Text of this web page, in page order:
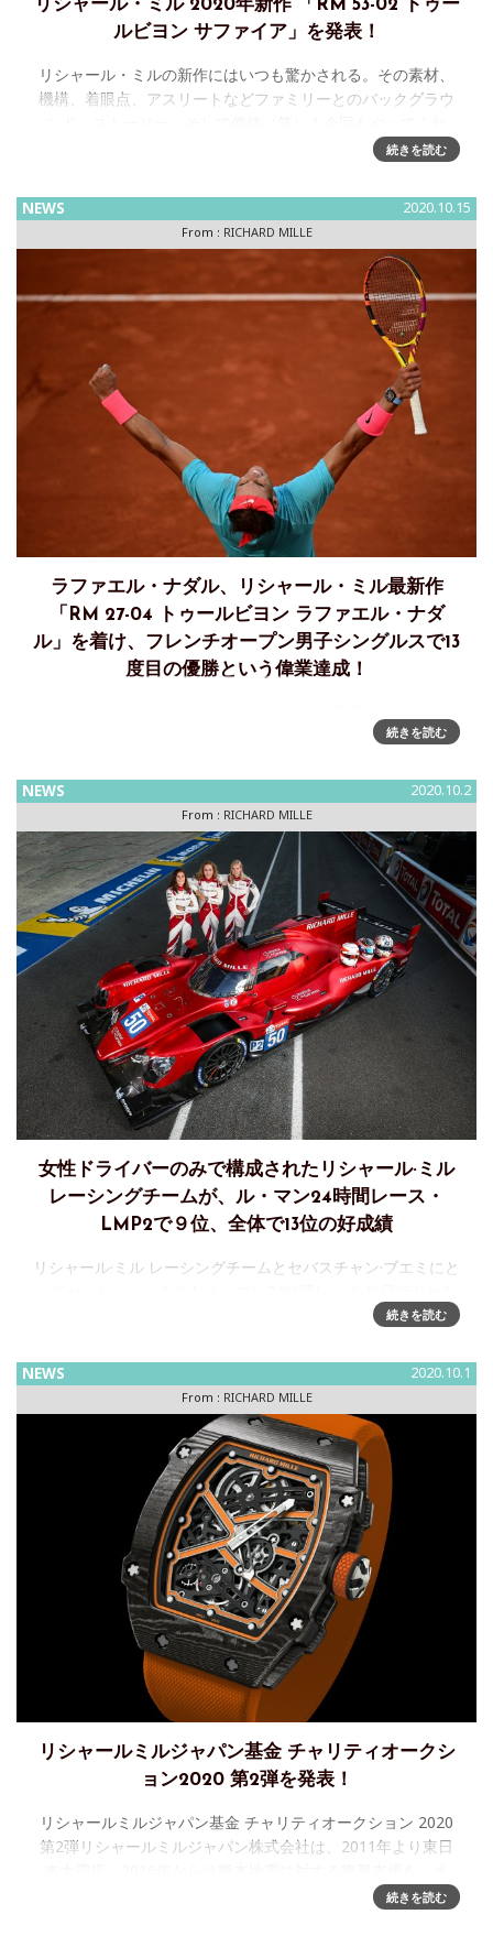
リシャール・ミル 2020年新作 「RM 53-02 トゥー
ルビヨン サファイア」を発表！
リシャール・ミルの新作にはいつも驚かされる。その素材、
機構、着眼点、アスリートなどファミリーとのバックグラウ
た。すべてをサファイア・クリスタルの塊から削り出したベ
続きを読む
NEWS 2020.10.15
From : RICHARD MILLE
ラファエル・ナダル、リシャール・ミル最新作
「RM 27-04 トゥールビヨン ラファエル・ナダ
ル」を着け、フレンチオープン男子シングルスで13
度目の優勝という偉業達成！
13度目の優勝という偉業を、リシャール・ミルの最新作RM
成！ラファの快進撃• グランドスラム 20勝目&bul
続きを読む
NEWS 2020.10.2
From : RICHARD MILLE
女性ドライバーのみで構成されたリシャール·ミル
レーシングチームが、ル・マン24時間レース・
LMP2で９位、全体で13位の好成績
リシャール·ミル レーシングチームとセバスチャン·ブエミにと
ル・マン24時間レースはリシャール·ミルのモータースポーツ
続きを読む
NEWS 2020.10.1
From : RICHARD MILLE
リシャールミルジャパン基金 チャリティオークシ
ョン2020 第2弾を発表！
リシャールミルジャパン基金 チャリティオークション 2020
第2弾リシャールミルジャパン株式会社は、2011年より東日
た、リシャール・ミル ファミリーが運営している財団等への
続きを読む